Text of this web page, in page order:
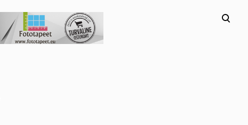
lisati ostukorvi.